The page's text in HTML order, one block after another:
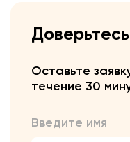
Оставьте
течение 30
Введите имя